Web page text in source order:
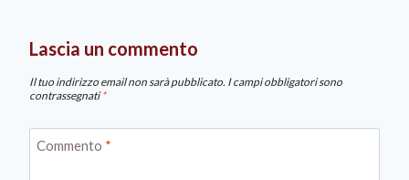
Lascia un commento
Il tuo indirizzo email non sarà pubblicato. I campi obbligatori sono
contrassegnati*
Commento *